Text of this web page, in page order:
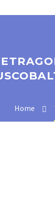
Home